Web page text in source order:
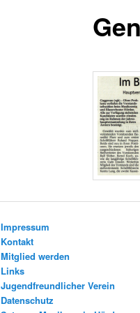
Impressum
Kontakt
Mitglied werden
Links
Jugendfreundlicher Verein
Datenschutz